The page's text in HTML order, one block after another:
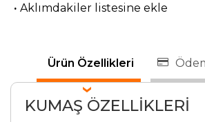
· Aklımdakiler listesine ekle
Ürün Özellikleri
KUMAŞ ÖZELLİKLERİ